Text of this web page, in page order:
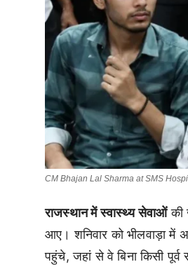
CM Bhajan Lal Sharma at SMS
राजस्थान में स्वास्थ्य सेवाओंकी
आए। शनिवार को भीलवाड़ा में
पहुंचे, जहां से वे बिना किसी